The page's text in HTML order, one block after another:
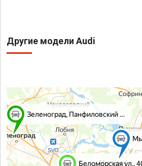
Другие модели Audi